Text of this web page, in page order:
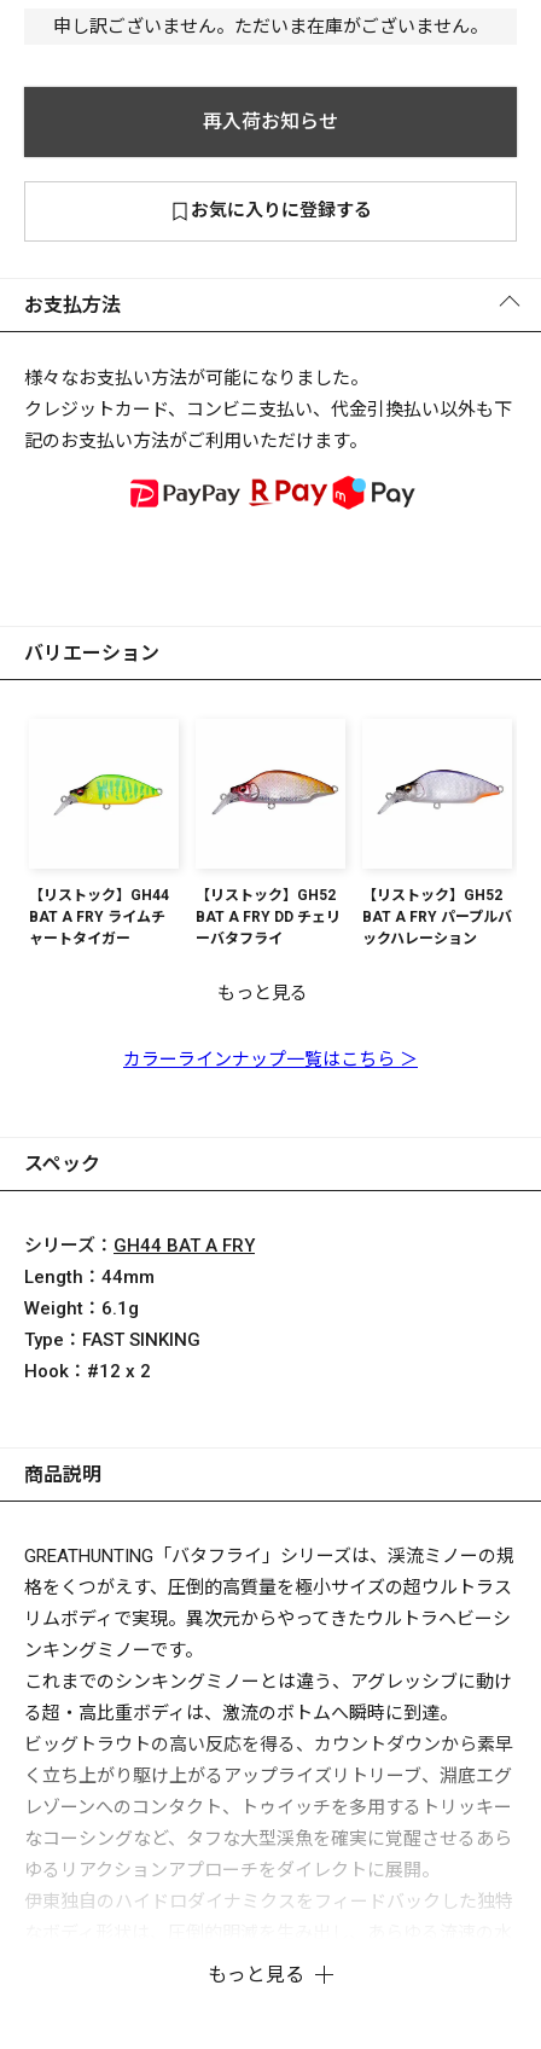
2026NEW PRODUCTS
新作
リセット この内容で検索する
申し訳ございません。ただいま在庫がございません。
再入荷お知らせ
お気に入りに登録する
お支払方法
様々なお支払い方法が可能になりました。
クレジットカード、コンビニ支払い、代金引換払い以外も下
記のお支払い方法がご利用いただけます。
バリエーション
【リストック】GH44
BAT A FRY ライムチ
ャートタイガー
【リストック】GH52
BAT A FRY DD チェリ
ーバタフライ
【リストック】GH52
BAT A FRY パープルバ
ックハレーション
ャートタイガー
もっと見る
カラーラインナップ一覧はこちら ＞
スペック
シリーズ： GH44 BAT A FRY
Length： 44mm
Weight： 6.1g
Type： FAST SINKING
Hook： #12 x 2
商品説明
GREATHUNTING「バタフライ」シリーズは、渓流ミノーの規
格をくつがえす、圧倒的高質量を極小サイズの超ウルトラス
リムボディで実現。異次元からやってきたウルトラヘビーシ
ンキングミノーです。
これまでのシンキングミノーとは違う、アグレッシブに動け
る超・高比重ボディは、激流のボトムへ瞬時に到達。
ビッグトラウトの高い反応を得る、カウントダウンから素早
く立ち上がり駆け上がるアップライズリトリーブ、淵底エグ
レゾーンへのコンタクト、トゥイッチを多用するトリッキー
なコーシングなど、タフな大型渓魚を確実に覚醒させるあら
ゆるリアクションアプローチをダイレクトに展開。
伊東独自のハイドロダイナミクスをフィードバックした独特
を確実に掴むオフセットビルは、激流のアップクロスでも即
もっと見る